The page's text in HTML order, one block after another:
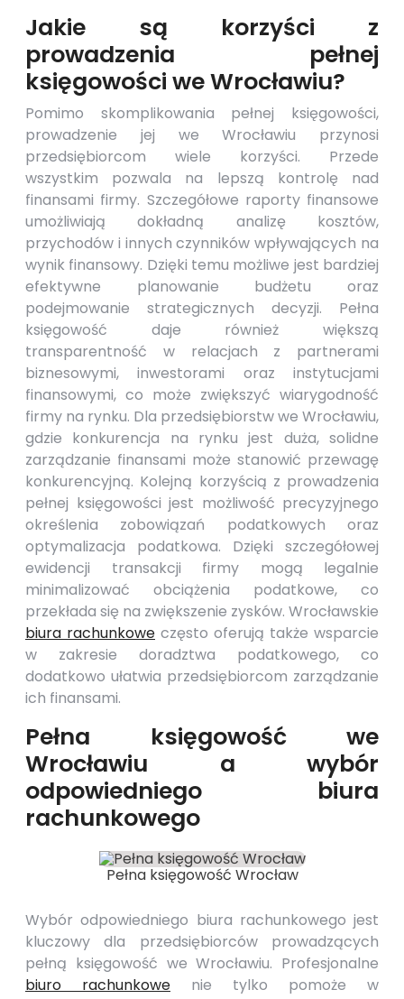
Jakie są korzyści z
prowadzenia pełnej
księgowości we Wrocławiu?
Pomimo skomplikowania pełnej księgowości,
prowadzenie jej we Wrocławiu przynosi
przedsiębiorcom wiele korzyści. Przede
wszystkim pozwala na lepszą kontrolę nad
finansami firmy. Szczegółowe raporty finansowe
umożliwiają dokładną analizę kosztów,
przychodów i innych czynników wpływających na
wynik finansowy. Dzięki temu możliwe jest bardziej
efektywne planowanie budżetu oraz
podejmowanie strategicznych decyzji. Pełna
księgowość daje również większą
transparentność w relacjach z partnerami
biznesowymi, inwestorami oraz instytucjami
finansowymi, co może zwiększyć wiarygodność
firmy na rynku. Dla przedsiębiorstw we Wrocławiu,
gdzie konkurencja na rynku jest duża, solidne
zarządzanie finansami może stanowić przewagę
konkurencyjną. Kolejną korzyścią z prowadzenia
pełnej księgowości jest możliwość precyzyjnego
określenia zobowiązań podatkowych oraz
optymalizacja podatkowa. Dzięki szczegółowej
ewidencji transakcji firmy mogą legalnie
minimalizować obciążenia podatkowe, co
przekłada się na zwiększenie zysków. Wrocławskie
biura rachunkowe często oferują także wsparcie
w zakresie doradztwa podatkowego, co
dodatkowo ułatwia przedsiębiorcom zarządzanie
ich finansami.
Pełna księgowość we
Wrocławiu a wybór
odpowiedniego biura
rachunkowego
Pełna księgowość Wrocław
Wybór odpowiedniego biura rachunkowego jest
kluczowy dla przedsiębiorców prowadzących
pełną księgowość we Wrocławiu. Profesjonalne
biuro rachunkowe nie tylko pomoże w